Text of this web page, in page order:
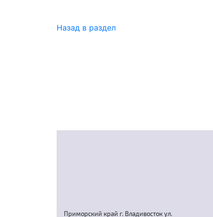
Назад в раздел
Приморский край г. Владивосток ул.